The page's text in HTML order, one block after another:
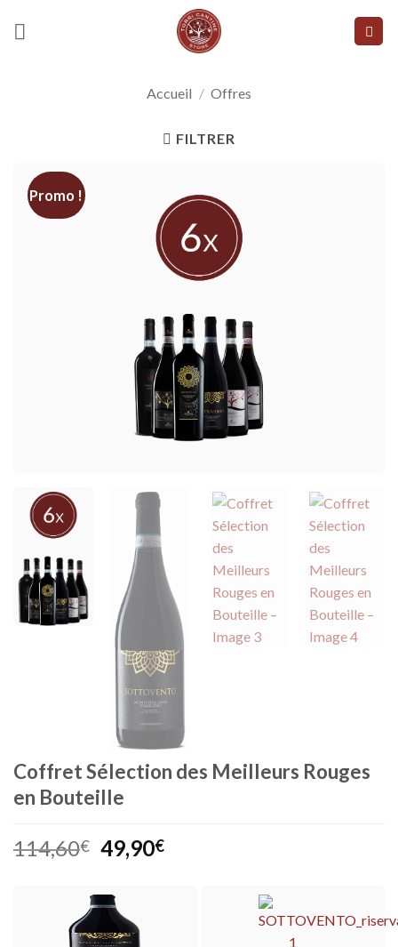
Accueil / Offres
FILTRER
Promo !
Coffret Sélection des Meilleurs Rouges
en Bouteille
114,60€ Le
prix
initial
était :
114,60€.
49,90€Le